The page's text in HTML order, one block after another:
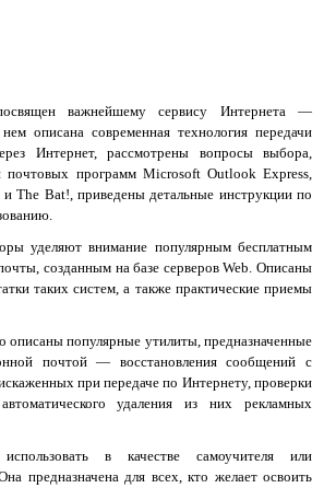
важнейшему сервису Интернета —
описана современная технология передачи
Интернет, рассмотрены вопросы выбора,
почтовых программ Microsoft Outlook Express,
иThe Bat!, приведены детальные инструкции по
уделяют внимание популярным бесплатным
созданным на базе серверовWeb. Описаны
таких систем, а также практические приемы
описаны популярные утилиты, предназначенные
почтой — восстановления сообщений с
при передаче по Интернету, проверки
удаления из них рекламных
в качестве самоучителя или
предназначена для всех, кто желает освоить